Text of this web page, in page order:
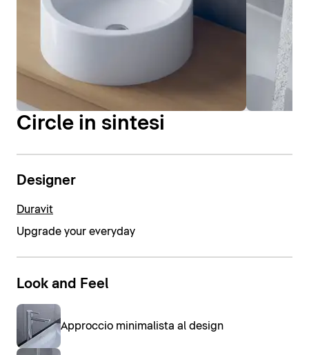
Circle in sintesi
Designer
Duravit
Upgrade your everyday
Look and Feel
Approccio minimalista al design